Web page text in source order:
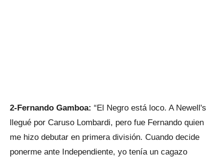
2-Fernando Gamboa: “El Negro está loco. A Newell's
llegué por Caruso Lombardi, pero fue Fernando quien
me hizo debutar en primera división. Cuando decide
ponerme ante Independiente, yo tenía un cagazo